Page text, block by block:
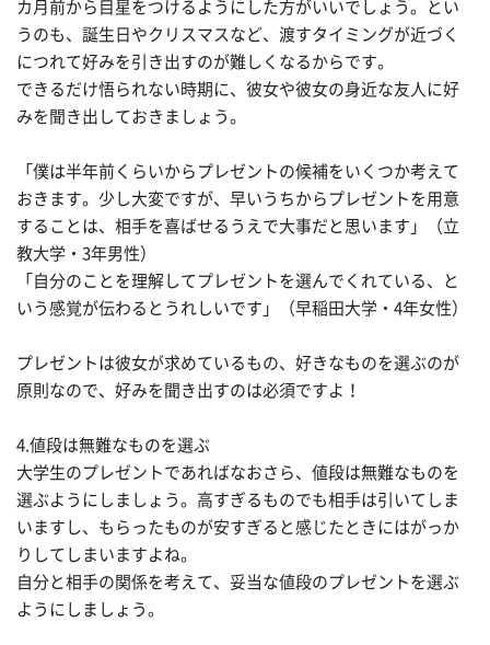
カ月前から目星をつけるようにした方がいいでしょう。とい
うのも、誕生日やクリスマスなど、渡すタイミングが近づく
につれて好みを引き出すのが難しくなるからです。
できるだけ悟られない時期に、彼女や彼女の身近な友人に好
みを聞き出しておきましょう。
「僕は半年前くらいからプレゼントの候補をいくつか考えて
おきます。少し大変ですが、早いうちからプレゼントを用意
することは、相手を喜ばせるうえで大事だと思います」（立
教大学・3年男性）
「自分のことを理解してプレゼントを選んでくれている、と
いう感覚が伝わるとうれしいです」（早稲田大学・4年女性）
プレゼントは彼女が求めているもの、好きなものを選ぶのが
原則なので、好みを聞き出すのは必須ですよ！
4.値段は無難なものを選ぶ
大学生のプレゼントであればなおさら、値段は無難なものを
選ぶようにしましょう。高すぎるものでも相手は引いてしま
いますし、もらったものが安すぎると感じたときにはがっか
りしてしまいますよね。
自分と相手の関係を考えて、妥当な値段のプレゼントを選ぶ
ようにしましょう。